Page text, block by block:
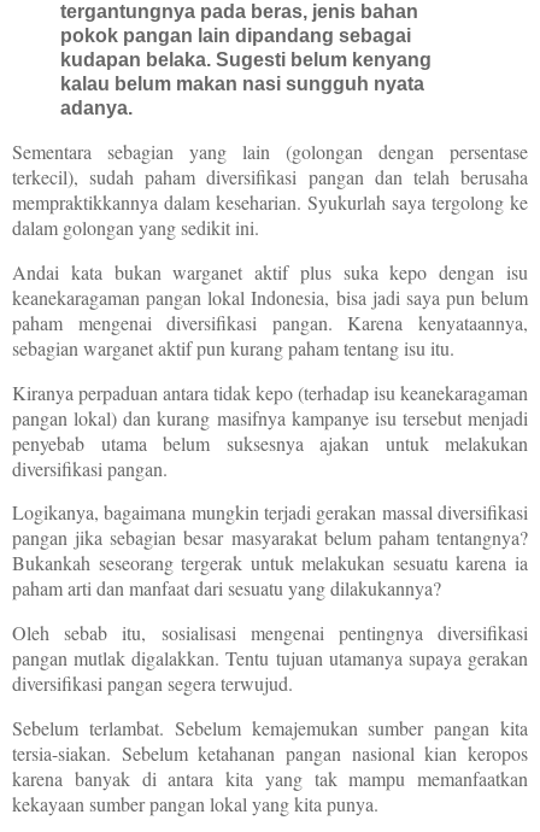
tergantungnya pada beras, jenis bahan
pokok pangan lain dipandang sebagai
kudapan belaka. Sugesti belum kenyang
kalau belum makan nasi sungguh nyata
adanya.
Sementara sebagian yang lain (golongan dengan persentase
terkecil), sudah paham diversifikasi pangan dan telah berusaha
mempraktikkannya dalam keseharian. Syukurlah saya tergolong ke
dalam golongan yang sedikit ini.
Andai kata bukan warganet aktif plus suka kepo dengan isu
keanekaragaman pangan lokal Indonesia, bisa jadi saya pun belum
paham mengenai diversifikasi pangan. Karena kenyataannya,
sebagian warganet aktif pun kurang paham tentang isu itu.
Kiranya perpaduan antara tidak kepo (terhadap isu keanekaragaman
pangan lokal) dan kurang masifnya kampanye isu tersebut menjadi
penyebab utama belum suksesnya ajakan untuk melakukan
diversifikasi pangan.
Logikanya, bagaimana mungkin terjadi gerakan massal diversifikasi
pangan jika sebagian besar masyarakat belum paham tentangnya?
Bukankah seseorang tergerak untuk melakukan sesuatu karena ia
paham arti dan manfaat dari sesuatu yang dilakukannya?
Oleh sebab itu, sosialisasi mengenai pentingnya diversifikasi
pangan mutlak digalakkan. Tentu tujuan utamanya supaya gerakan
diversifikasi pangan segera terwujud.
Sebelum terlambat. Sebelum kemajemukan sumber pangan kita
tersia-siakan. Sebelum ketahanan pangan nasional kian keropos
karena banyak di antara kita yang tak mampu memanfaatkan
kekayaan sumber pangan lokal yang kita punya.